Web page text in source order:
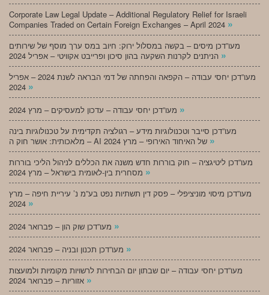
Corporate Law Legal Update – Additional Regulatory Relief for Israeli
Companies Traded on Certain Foreign Exchanges – April 2024 »
מעו”דכן מיסים – בקשה במסלול ירוק: חיוב במס ערך מוסף של שירותים
»
מעו”דכן יחסי עבודה – הקפאה והפחתה של דמי הבראה לשנת 2024 – אפריל
»
»
מעו”דכן סייבר וטכנולוגיות מידע – רגולציה תקדימית על טכנולוגיות בינה
»
מעו”דכן ליטיגציה – חוק בוררות חדש משנה את הכללים לניהול הליכי בוררות
»
מעו”דכן מיסוי מוניציפלי – פסק דין תשתיות נפט בע”מ נ’ עיריית חיפה – מרץ
»
»
»
מעו”דכן יחסי עבודה – יום שבתון יום הבחירות לרשויות מקומיות ולמועצות
»